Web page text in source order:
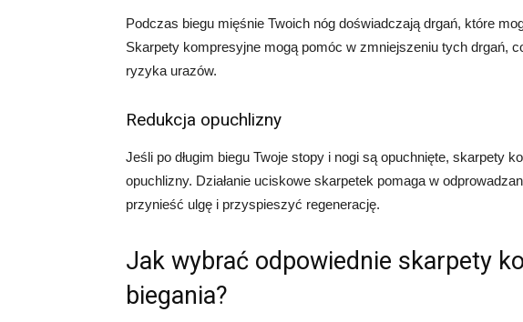
Podczas biegu mięśnie Twoich nóg doświadczają drgań, które
Skarpety kompresyjne mogą pomóc w zmniejszeniu tych drgań,
ryzyka urazów.
Redukcja opuchlizny
Jeśli po długim biegu Twoje stopy i nogi są opuchnięte, skarpety
opuchlizny. Działanie uciskowe skarpetek pomaga w
przynieść ulgę i przyspieszyć regenerację.
Jak wybrać odpowiednie skarpety
biegania?